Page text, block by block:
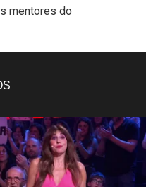
mentores do